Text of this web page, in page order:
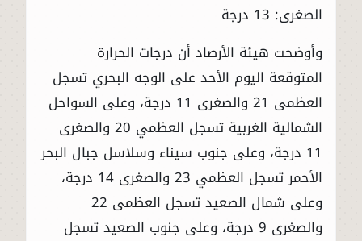
الصغرى: 13 درجة
وأوضحت هيئة الأرصاد أن درجات الحرارة
المتوقعة اليوم الأحد على الوجه البحري تسجل
العظمى 21 والصغرى 11 درجة، وعلى السواحل
الشمالية الغربية تسجل العظمي 20 والصغرى
11 درجة، وعلى جنوب سيناء وسلاسل جبال البحر
الأحمر تسجل العظمي 23 والصغرى 14 درجة،
وعلى شمال الصعيد تسجل العظمى 22
والصغرى 9 درجة، وعلى جنوب الصعيد تسجل